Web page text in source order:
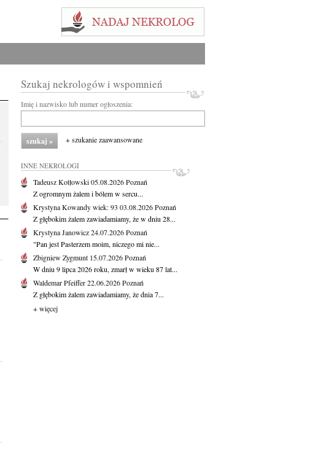
Szukaj nekrologów i wspomnień
Imię i nazwisko lub numer ogłoszenia:
+ szukanie zaawansowane
INNE NEKROLOGI
Tadeusz Kotłowski05.08.2026Poznań
Z ogromnym żalem i bólem w sercu...
Krystyna Kowandywiek: 93 03.08.2026Poznań
Z głębokim żalem zawiadamiamy, że w dniu 28...
Krystyna Janowicz24.07.2026Poznań
"Pan jest Pasterzem moim, niczego mi nie...
Zbigniew Zygmunt 15.07.2026Poznań
W dniu 9 lipca 2026 roku, zmarł w wieku 87 lat...
Waldemar Pfeiffer22.06.2026Poznań
Z głębokim żalem zawiadamiamy, że dnia 7...
+ więcej